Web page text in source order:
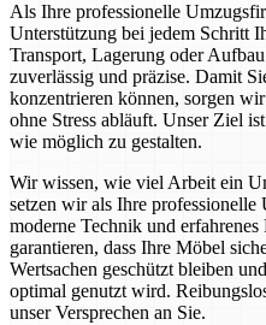
Als Ihre professionelle
Unterstützung bei jedem Schritt
Transport, Lagerung oder
zuverlässig und präzise. Damit
konzentrieren können, sorgen
ohne Stress abläuft. Unser Ziel
wie möglich zu gestalten.
Wir wissen, wie viel Arbeit ein
setzen wir als Ihre
moderne Technik und
garantieren, dass Ihre Möbel
Wertsachen geschützt bleiben
optimal genutzt wird.
unser Versprechen an Sie.